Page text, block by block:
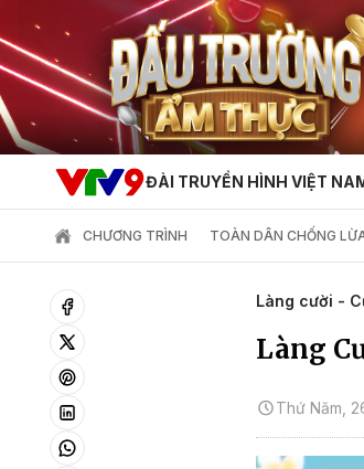
ĐÀI TRUYỀN HÌNH VIỆT
CHƯƠNG TRÌNH TOÀN DÂN CHỐNG
Làng cười -
Làng
Thứ Năm,